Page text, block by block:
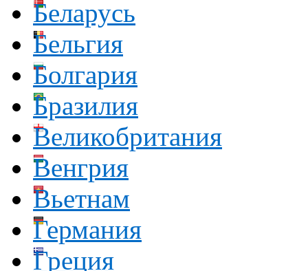
Беларусь
Бельгия
Болгария
Бразилия
Великобритания
Венгрия
Вьетнам
Германия
Греция